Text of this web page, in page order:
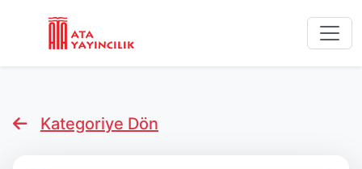
Kategoriye Dön